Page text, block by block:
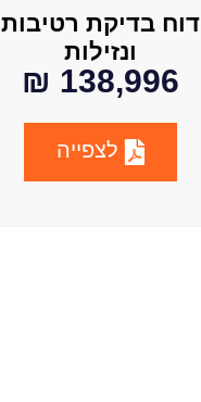
דוח בדיקת רטיבות
ונזילות
138,996 ₪
לצפייה